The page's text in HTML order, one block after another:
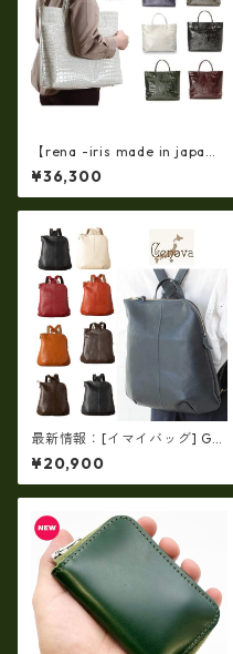
【rena -iris made in japa
n】【日本製】牛革エナメルク
ロコ・ 軽量ラージサイズ・ト
ートバッグ ir-667
¥36,300
最新情報：[イマイバッグ] GE
NOVA 日本製 牛革リュック レ
ザー リュック レディースリュ
ック im-2670
¥20,900